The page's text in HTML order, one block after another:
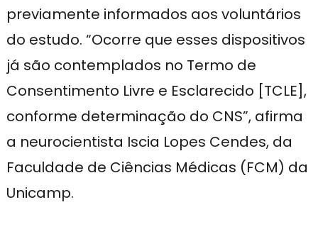
previamente informados aos voluntários
do estudo. “Ocorre que esses dispositivos
já são contemplados no Termo de
Consentimento Livre e Esclarecido [TCLE],
conforme determinação do CNS”, afirma
a neurocientista Iscia Lopes Cendes, da
Faculdade de Ciências Médicas (FCM) da
Unicamp.